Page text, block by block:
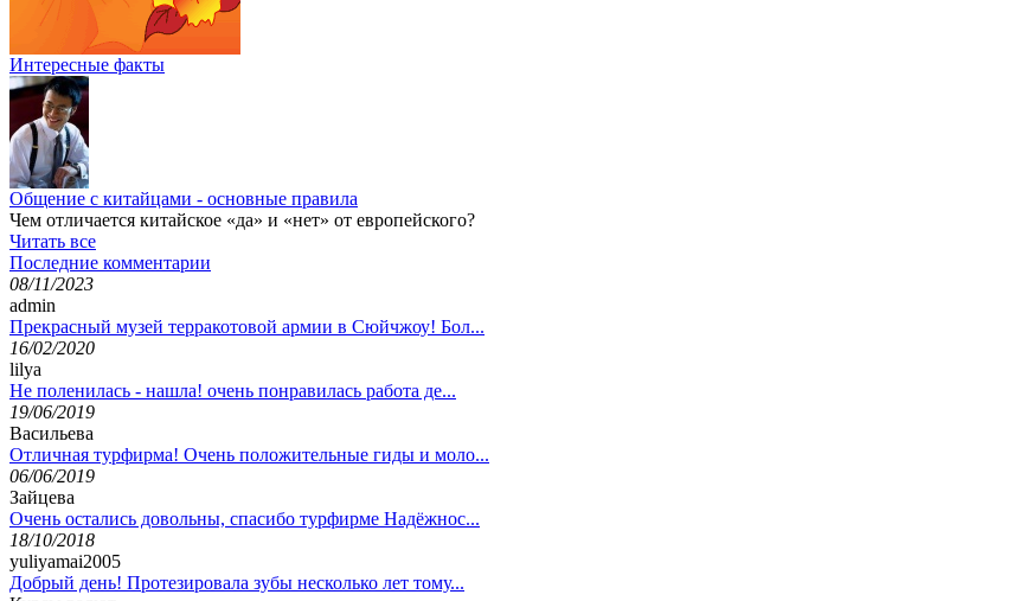
Интересные факты
Общение с китайцами - основные правила
Чем отличается китайское «да» и «нет» от европейского?
Читать все
Последние комментарии
08/11/2023
admin
Прекрасный музей терракотовой армии в Сюйчжоу! Бол...
16/02/2020
lilya
Не поленилась - нашла! очень понравилась работа де...
19/06/2019
Васильева
Отличная турфирма! Очень положительные гиды и моло...
06/06/2019
Зайцева
Очень остались довольны, спасибо турфирме Надёжнос...
18/10/2018
yuliyamai2005
Добрый день! Протезировала зубы несколько лет тому...